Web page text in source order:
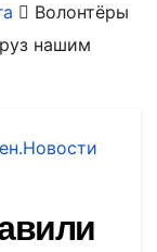
Волонтёры
нашим